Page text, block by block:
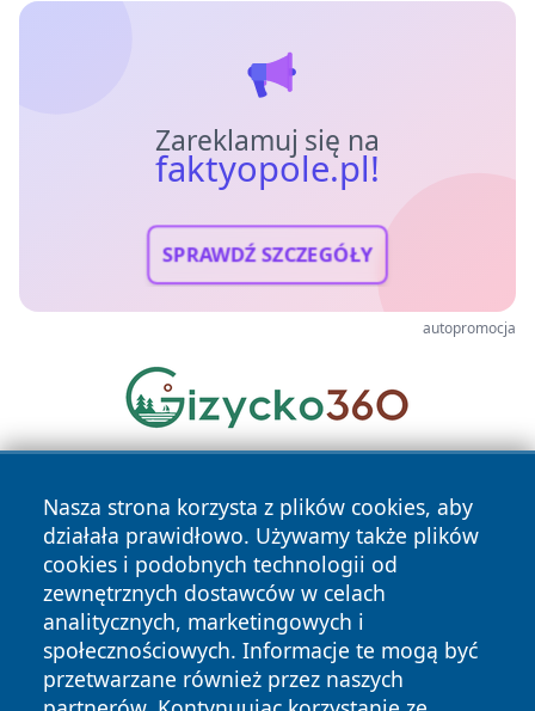
Zareklamuj się na
faktyopole.pl!
SPRAWDŹ SZCZEGÓŁY
autopromocja
Nasza strona korzysta z plików cookies, aby
działała prawidłowo. Używamy także plików
cookies i podobnych technologii od
zewnętrznych dostawców w celach
analitycznych, marketingowych i
społecznościowych. Informacje te mogą być
przetwarzane również przez naszych
Copyright © 2026 faktyopole.pl Wszystkie prawa zastrzeżone.